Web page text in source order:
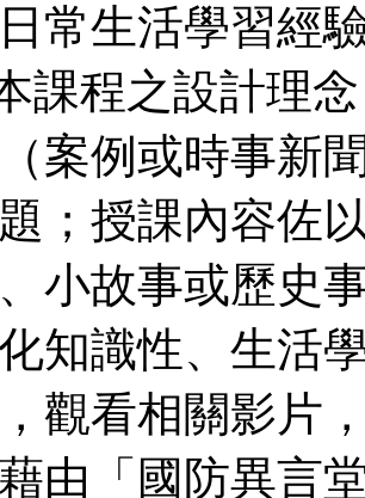
常生活學習經
課程之設計理
案例或時事新
；授課內容佐
小故事或歷史
知識性、生活
觀看相關影片
由「國防異言